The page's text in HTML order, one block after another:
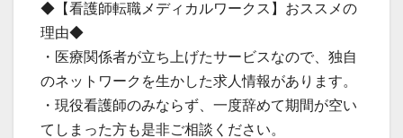
◆【看護師転職メディカルワークス】おススメの
理由◆
・医療関係者が立ち上げたサービスなので、独自
のネットワークを生かした求人情報があります。
・現役看護師のみならず、一度辞めて期間が空い
てしまった方も是非ご相談ください。